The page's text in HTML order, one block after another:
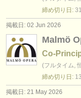
締め切り日:
掲載日: 02 Jun 2026
Malmö
Co-
(フルタイム,
締め切り日:
掲載日: 21 May 2026